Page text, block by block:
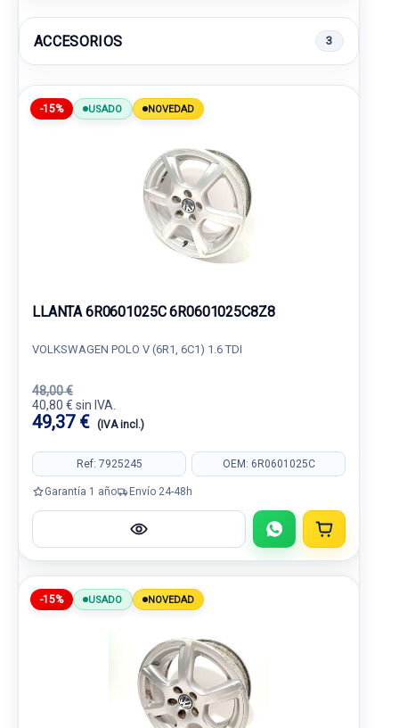
ACCESORIOS 3
-15% USADO NOVEDAD
LLANTA 6R0601025C 6R0601025C8Z8
VOLKSWAGEN POLO V (6R1, 6C1) 1.6 TDI
48,00 €
40,80 € sin IVA.
49,37 € (IVA incl.)
Ref: 7925245 OEM: 6R0601025C
Garantía 1 año Envío 24-48h
-15% USADO NOVEDAD